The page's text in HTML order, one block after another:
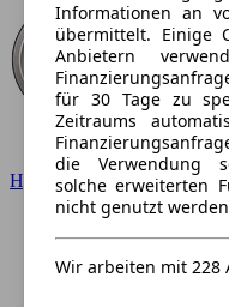
Hyundai
Informationen an
übermittelt. Einige
Anbietern
für 30 Tage zu
Zeitraums
die Verwendung
solche erweiterten
nicht genutzt
Wir arbeiten mit 228